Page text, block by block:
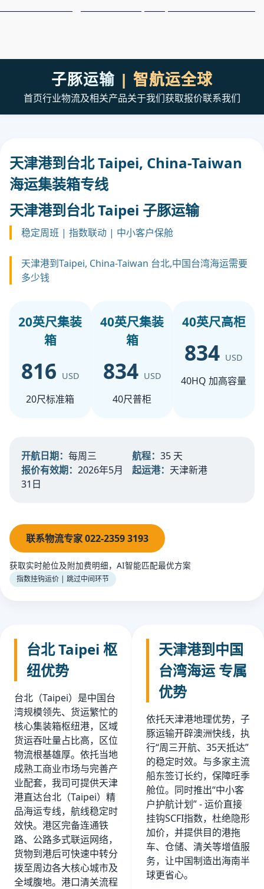
子豚运输 | 智航运全球
首页行业物流及相关产品关于我们获取报价联系我们
天津港到台北 Taipei, China-Taiwan
海运集装箱专线
天津港到台北 Taipei 子豚运输
稳定周班 | 指数联动 | 中小客户保舱
天津港到Taipei, China-Taiwan 台北,中国台湾海运需要
多少钱
20英尺集装
箱
816 USD
20尺标准箱
40英尺集装
箱
834 USD
40尺普柜
40英尺高柜
834 USD
40HQ 加高容量
开航日期： 每周三 航程： 35 天
报价有效期： 2026年5月
31日
起运港： 天津新港
联系物流专家 022-2359 3193
获取实时舱位及附加费明细，AI智能匹配最优方案
指数挂钩运价 | 跳过中间环节
台北 Taipei 枢
纽优势
台北（Taipei）是中国台
湾规模领先、货运繁忙的
核心集装箱枢纽港，区域
货运吞吐量占比高，区位
物流根基雄厚。依托当地
成熟工商业市场与完善产
业配套，我司可提供天津
港直达台北（Taipei）精
品海运专线，航线稳定时
效快。港区完备连通铁
路、公路多式联运网络，
货物到港后可快速中转分
拨至周边各大核心城市及
全域腹地。港口清关流程
天津港到中国
台湾海运 专属
优势
依托天津港地理优势，子
豚运输开辟澳洲快线，执
行“周三开航、35天抵达”
的稳定时效。与多家主流
船东签订长约，保障旺季
舱位。同时推出“中小客
户护航计划” - 运价直接
挂钩SCFI指数，杜绝隐形
加价，并提供目的港拖
车、仓储、清关等增值服
务，让中国制造出海南半
球更省心。